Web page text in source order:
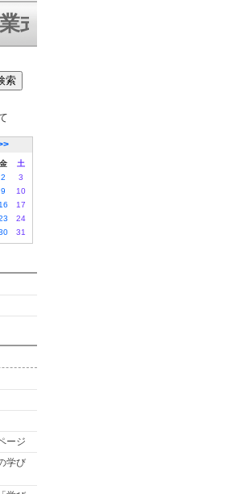
を迎えることができま
金
土
2
3
9
10
16
17
24
31
ージ
学び